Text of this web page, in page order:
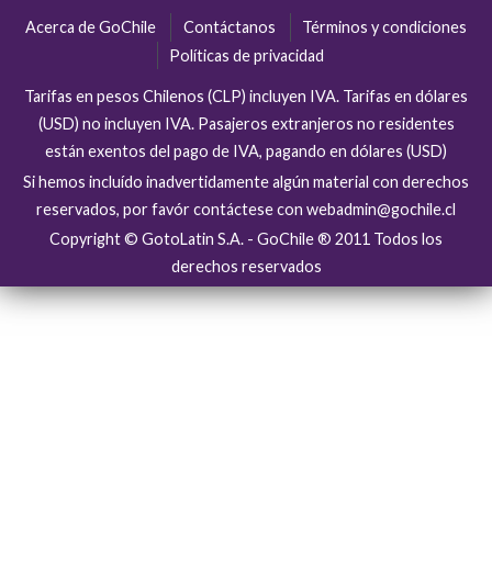
Acerca de GoChile Contáctanos
Términos y condiciones
Políticas de privacidad
Tarifas en pesos Chilenos (CLP) incluyen IVA. Tarifas en dólares
(USD) no incluyen IVA. Pasajeros extranjeros no residentes
están exentos del pago de IVA, pagando en dólares (USD)
Si hemos incluído inadvertidamente algún material con derechos
reservados, por favór contáctese con webadmin@gochile.cl
Copyright © GotoLatin S.A. - GoChile ® 2011 Todos los
derechos reservados